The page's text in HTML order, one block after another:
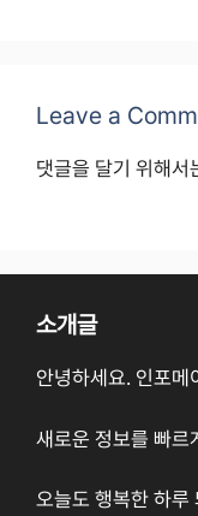
Leave a
댓글을 달기 위해서
소개글
안녕하세요. 인포메
새로운 정보를 빠르
오늘도 행복한 하루